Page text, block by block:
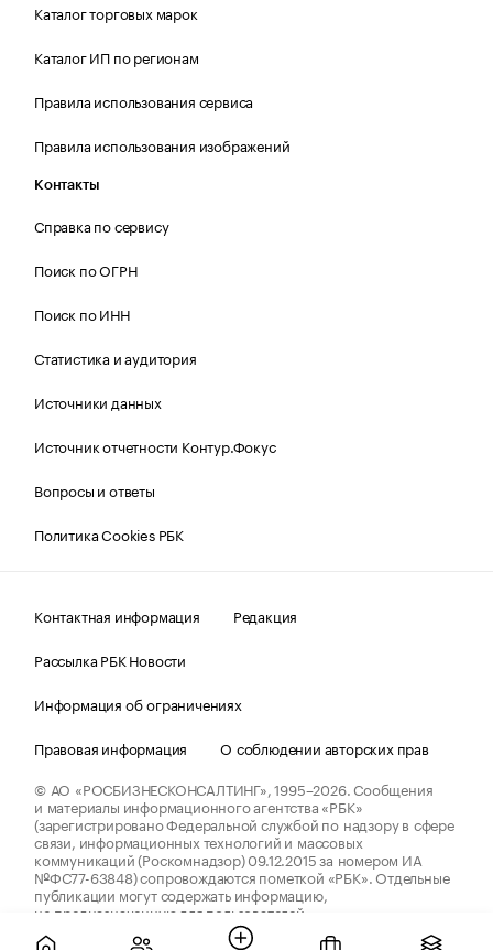
Каталог торговых марок
Каталог ИП по регионам
Правила использования сервиса
Правила использования изображений
Контакты
Справка по сервису
Поиск по ОГРН
Поиск по ИНН
Статистика и аудитория
Источники данных
Источник отчетности Контур.Фокус
Вопросы и ответы
Политика Cookies РБК
Контактная информация
Редакция
Рассылка РБК Новости
Информация об ограничениях
Правовая информация
О соблюдении авторских прав
© АО «РОСБИЗНЕСКОНСАЛТИНГ»,1995–2026.Сообщения
и материалы информационного агентства «РБК»
(зарегистрировано Федеральной службой по надзору в сфере
связи, информационных технологий и массовых
коммуникаций (Роскомнадзор) 09.12.2015 за номером ИА
№ФС77-63848) сопровождаются пометкой «РБК». Отдельные
публикации могут содержать информацию,
не предназначенную для пользователей
до 18 лет.
companycardsfeedback@rbc.ru